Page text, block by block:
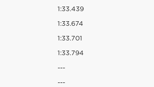
1:33.439
1:33.674
1:33.701
1:33.794
---
---